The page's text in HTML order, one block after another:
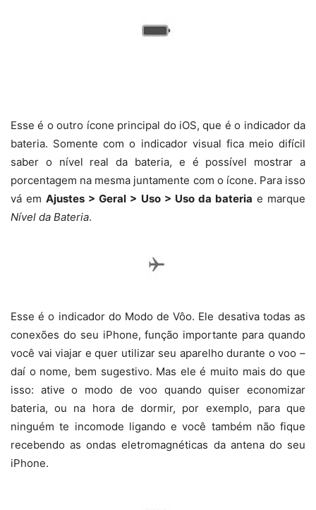
Esse é o outro ícone principal do iOS, que é o indicador da
bateria. Somente com o indicador visual fica meio difícil
saber o nível real da bateria, e é possível mostrar a
porcentagem na mesma juntamente com o ícone. Para isso
vá emAjustes > Geral > Uso > Uso da bateria e marque
Nível da Bateria.
Esse é o indicador do Modo de Vôo. Ele desativa todas as
conexões do seu iPhone, função importante para quando
você vai viajar e quer utilizar seu aparelho durante o voo –
daí o nome, bem sugestivo. Mas ele é muito mais do que
isso: ative o modo de voo quando quiser economizar
bateria, ou na hora de dormir, por exemplo, para que
ninguém te incomode ligando e você também não fique
recebendo as ondas eletromagnéticas da antena do seu
iPhone.